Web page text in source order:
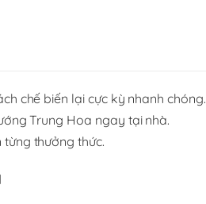
chế biến lại cực kỳ nhanh chóng.
Trung Hoa ngay tại nhà.
thưởng thức.